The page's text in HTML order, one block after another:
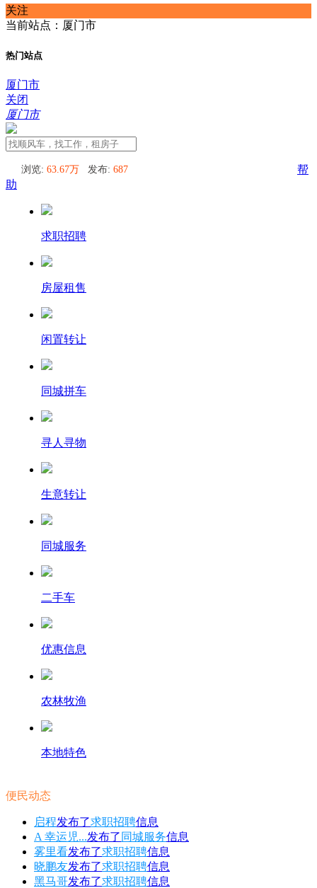
关注
当前站点：厦门市
热门站点
厦门市
关闭
厦门市
浏览: 63.67万 发布: 687
帮
助
求职招聘
房屋租售
闲置转让
同城拼车
寻人寻物
生意转让
同城服务
二手车
优惠信息
农林牧渔
本地特色
便民动态
启程发布了求职招聘信息
A 幸运児...发布了 同城服务信息
雾里看发布了求职招聘信息
晓鹏友发布了求职招聘信息
黑马哥发布了求职招聘信息